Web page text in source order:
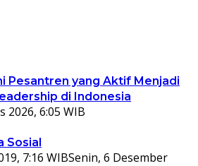
Pesantren yang Aktif Menjadi
di Indonesia
2026, 6:05 WIB
Sosial
7:16 WIBSenin, 6 Desember